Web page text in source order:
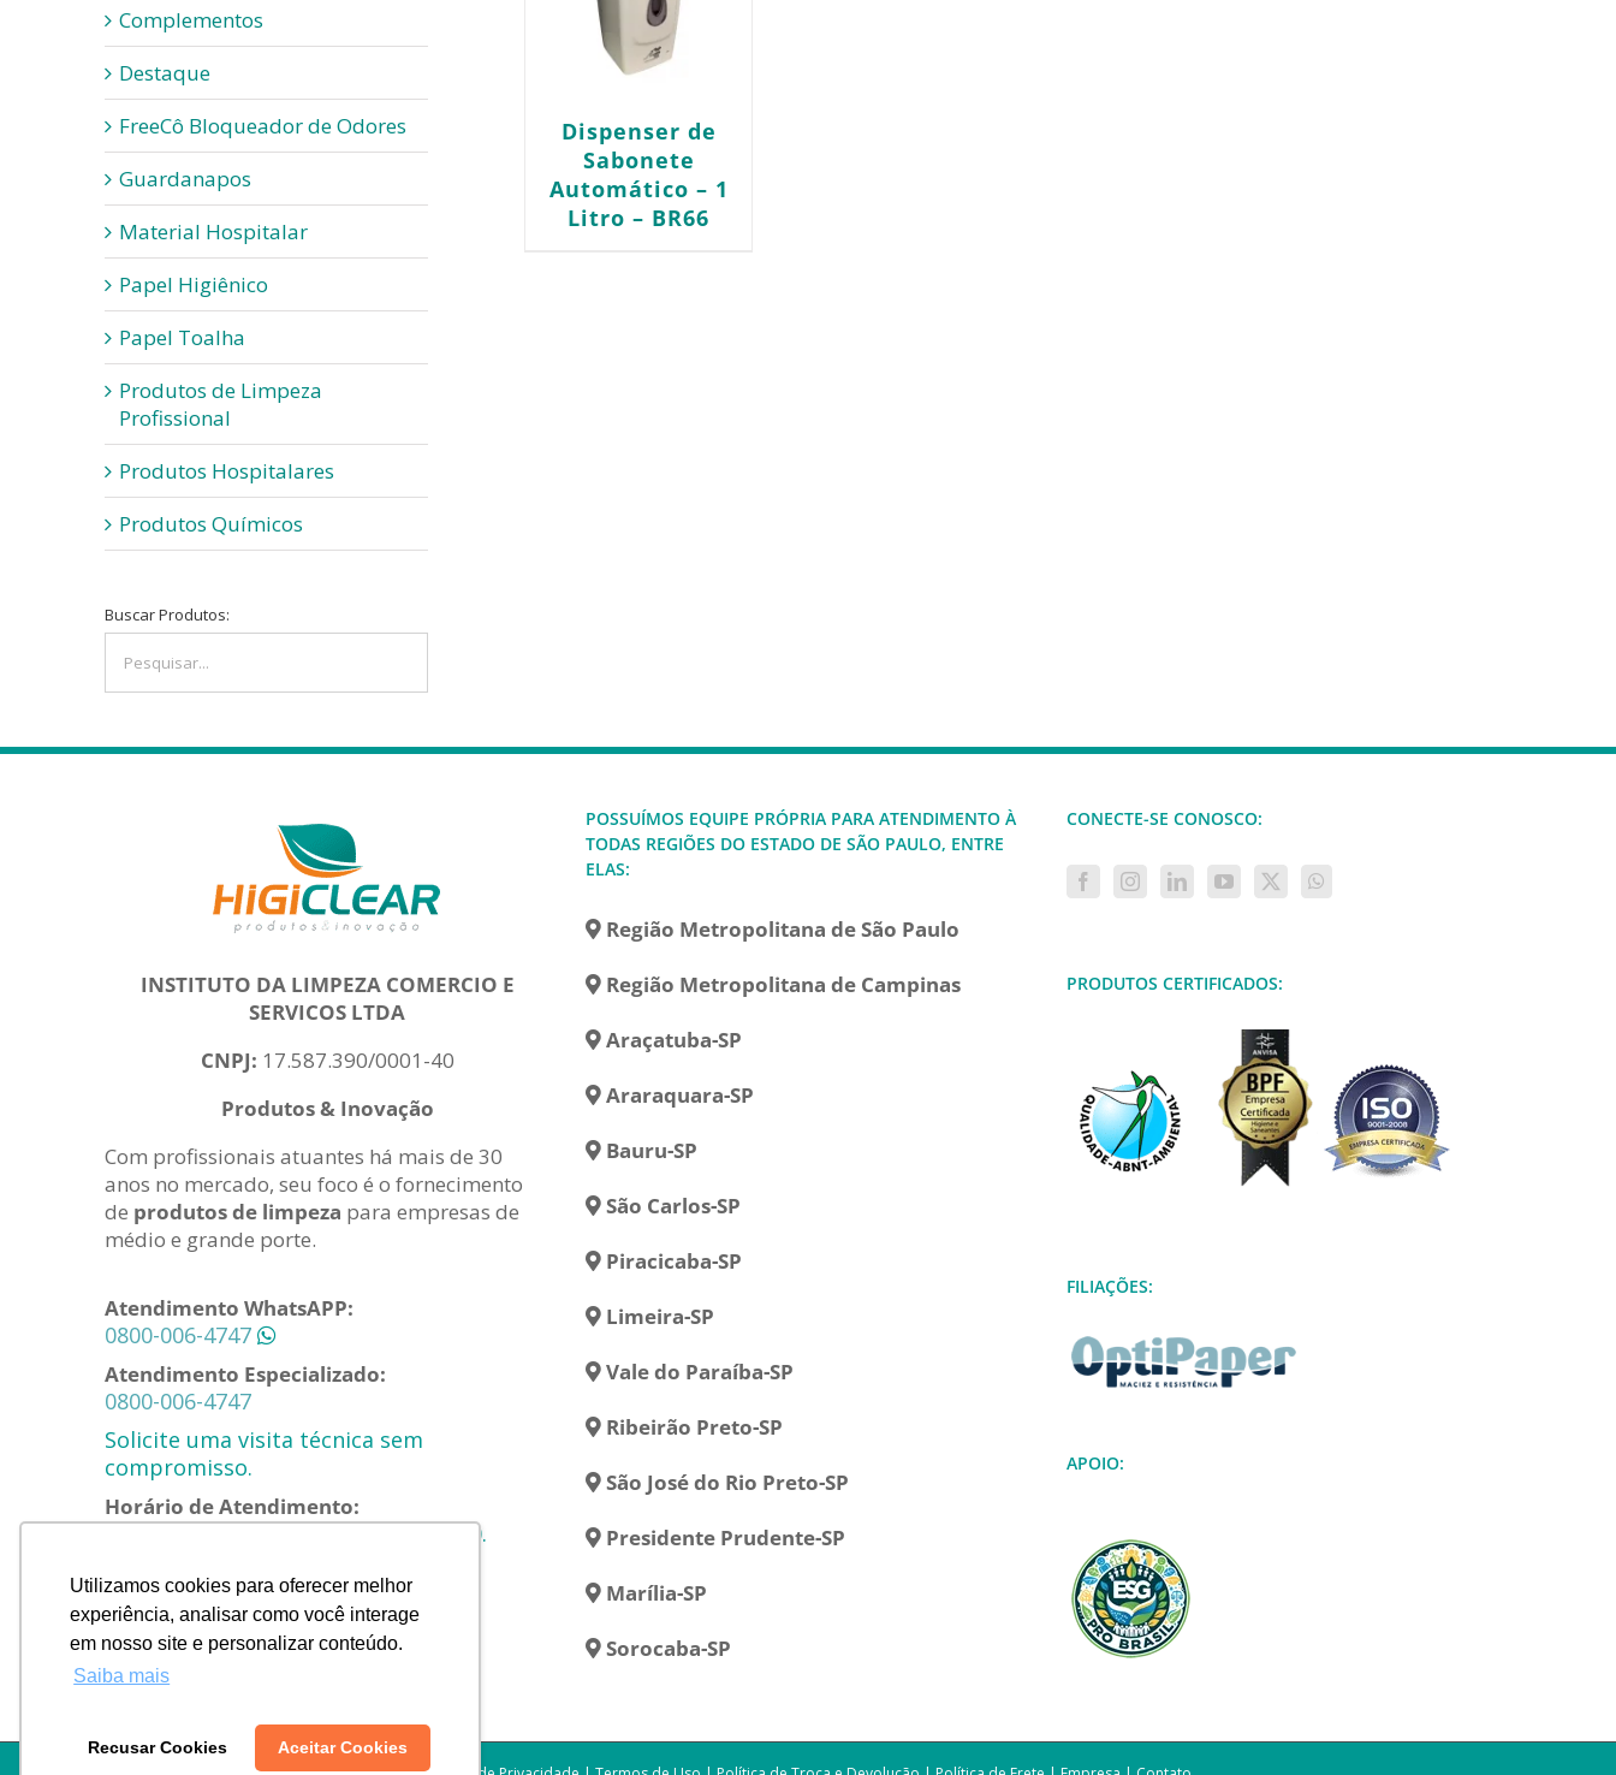
Utilizamos cookies para oferecer melhor
experiência, analisar como você interage
em nosso site e personalizar conteúdo.
Saiba mais
Recusar Cookies Aceitar Cookies
Dispenser de
Sabonete
Automático – 1
Litro – BR66
Complementos
Destaque
FreeCô Bloqueador de Odores
Guardanapos
Material Hospitalar
Papel Higiênico
Papel Toalha
Produtos de Limpeza
Profissional
Produtos Hospitalares
Produtos Químicos
Buscar Produtos:
INSTITUTO DA LIMPEZA COMERCIO E
SERVICOS LTDA
CNPJ: 17.587.390/0001-40
Produtos & Inovação
Com profissionais atuantes há mais de 30
anos no mercado, seu foco é o fornecimento
de produtos de limpeza para empresas de
médio e grande porte.
Atendimento WhatsAPP:
0800-006-4747
Atendimento Especializado:
0800-006-4747
Solicite uma visita técnica sem
compromisso.
Horário de Atendimento:
Segunda a Quinta das 8h00 às 18h00.
Sexta das 8h00 às 17h00.
E-mail:
contato@higiclear.com.br
POSSUÍMOS EQUIPE PRÓPRIA PARA ATENDIMENTO À
TODAS REGIÕES DO ESTADO DE SÃO PAULO, ENTRE
ELAS:
Região Metropolitana de São Paulo
Região Metropolitana de Campinas
Araçatuba-SP
Araraquara-SP
Bauru-SP
São Carlos-SP
Piracicaba-SP
Limeira-SP
Vale do Paraíba-SP
Ribeirão Preto-SP
São José do Rio Preto-SP
Presidente Prudente-SP
Marília-SP
Sorocaba-SP
CONECTE-SE CONOSCO:
PRODUTOS CERTIFICADOS:
FILIAÇÕES:
APOIO: